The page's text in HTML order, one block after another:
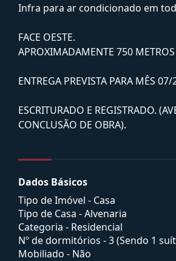
Infra para ar condicionado em
FACE OESTE.
APROXIMADAMENTE 750
ENTREGA PREVISTA PARA MÊS
ESCRITURADO E REGISTRADO.
CONCLUSÃO DE OBRA).
Dados Básicos
Tipo de Imóvel - Casa
Tipo de Casa - Alvenaria
Categoria - Residencial
Nº de dormitórios - 3 (Sendo 1
Mobiliado - Não